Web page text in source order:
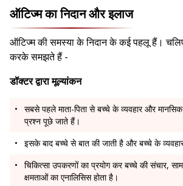
ऑटिज्म का निदान और इलाज
ऑटिज्म की समस्या के निदान के कई पहलू हैं।
करके समझते हैं -
डॉक्टर द्वारा मूल्यांकन
सबसे पहले माता-पिता से बच्चे के व्यवहार और
प्रश्न पूछे जाते हैं।
इसके बाद बच्चे से बात की जाती है और बच्चे के
चिकित्सा उपकरणों का प्रयोग कर बच्चे की संचार,
क्षमताओं का एनालिसिस होता है।